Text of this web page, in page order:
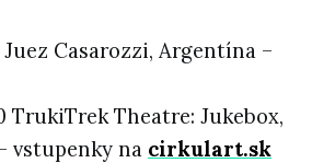
Juez Casarozzi, Argentína –
TrukiTrek Theatre: Jukebox,
vstupenky na cirkulart.sk